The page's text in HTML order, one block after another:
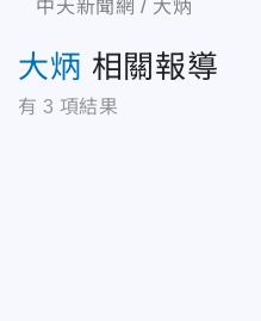
中天新聞網 大炳
大炳 相關報導
有 3 項結果